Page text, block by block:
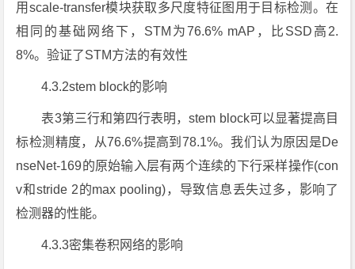
用scale-transfer模块获取多尺度特征图用于目标检测。在
相同的基础网络下，STM为76.6% mAP，比SSD高2.
8%。验证了STM方法的有效性
4.3.2stem block的影响
表3第三行和第四行表明，stem block可以显著提高目
标检测精度，从76.6%提高到78.1%。我们认为原因是De
nseNet-169的原始输入层有两个连续的下行采样操作(con
v和stride 2的max pooling)，导致信息丢失过多，影响了
检测器的性能。
4.3.3密集卷积网络的影响